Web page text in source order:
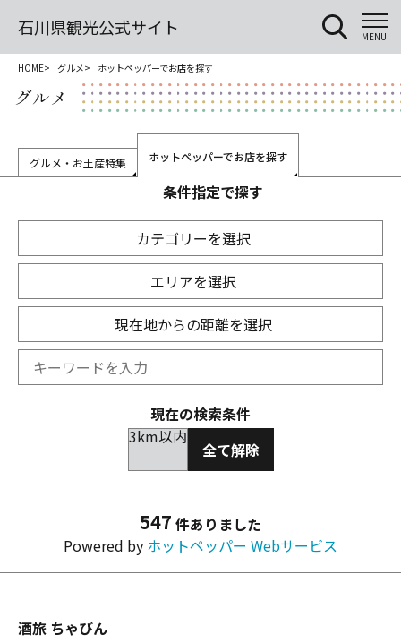
石川県観光公式サイト MENU
HOME グルメ ホットペッパーでお店を探す
グルメ
グルメ・お土産特集 ホットペッパーでお店を探す
条件指定で探す
カテゴリーを選択
エリアを選択
現在地からの距離を選択
現在の検索条件
3km以内
全て解除
547 件ありました
Powered by ホットペッパー Webサービス
酒旅 ちゃびん